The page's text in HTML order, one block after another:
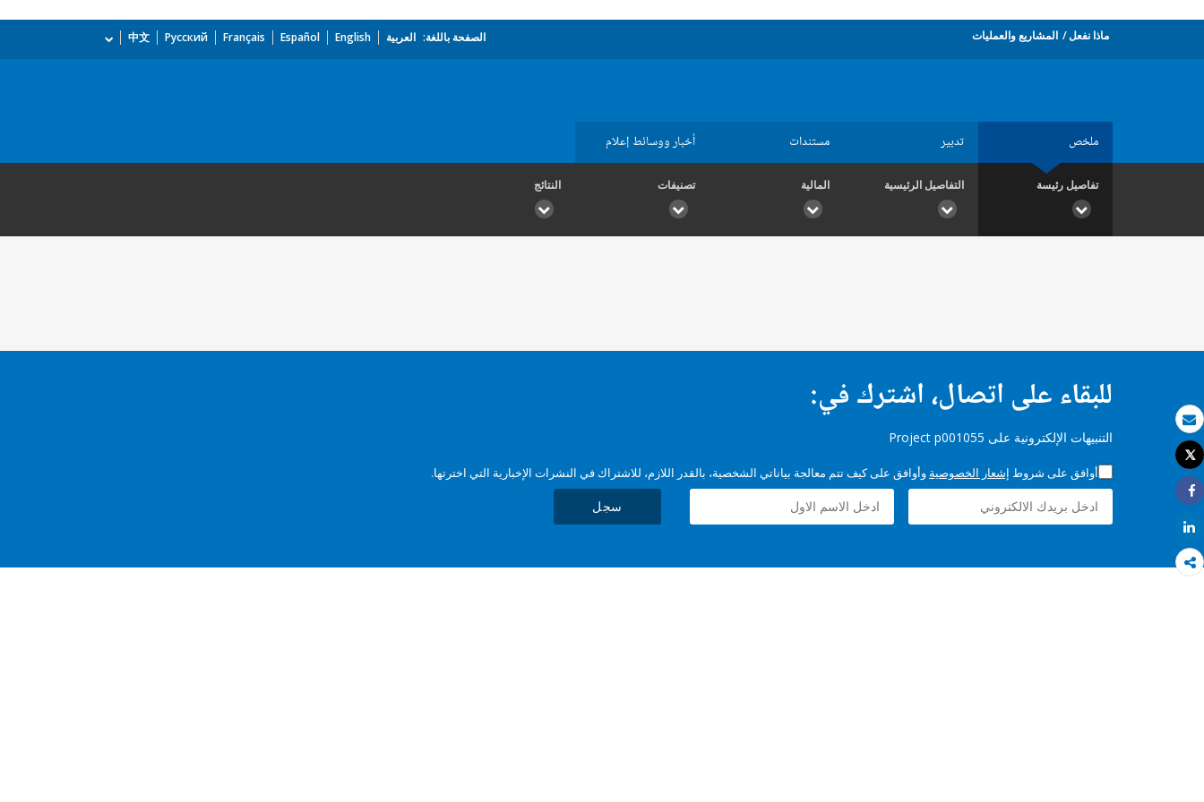
بريد الكتروني
طباعة
Tweet
Share
Share
ماذا نفعل المشاريع والعمليات الصفحة باللغة: العربية English
Español
Français
Русский
中文
ملخص تدبير مستندات أخبار ووسائط إعلام
تفاصيل رئيسة التفاصيل الرئيسية المالية تصنيفات النتائج
للبقاء على اتصال، اشترك في:
التنبيهات الإلكترونية على Project p001055
أوافق على شروط إشعار الخصوصية وأوافق على كيف تتم معالجة بياناتي الشخصية، بالقدر اللازم، للاشتراك في النشرات الإخبارية التي اخترتها.
سجل